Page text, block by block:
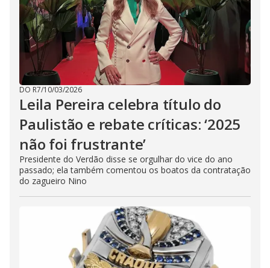
DO R7/10/03/2026
Leila Pereira celebra título do
Paulistão e rebate críticas: ‘2025
não foi frustrante’
Presidente do Verdão disse se orgulhar do vice do ano
passado; ela também comentou os boatos da contratação
do zagueiro Nino